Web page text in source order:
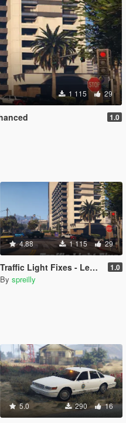
1 115 29
1.0
4.88 1 115 29
Traffic Light Fixes - Legacy & Enhanced 1.0
By spreilly
5.0 290 16